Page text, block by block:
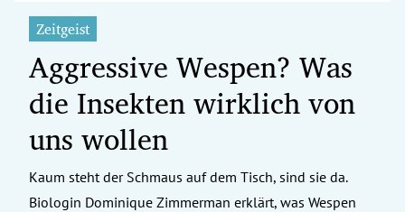
Untermenü
Untermenü
Untermenü
Untermenü
Untermenü
Zeitgeist
Aggressive Wespen? Was
die Insekten wirklich von
uns wollen
Kaum steht der Schmaus auf dem Tisch, sind sie da.
Biologin Dominique Zimmerman erklärt, was Wespen